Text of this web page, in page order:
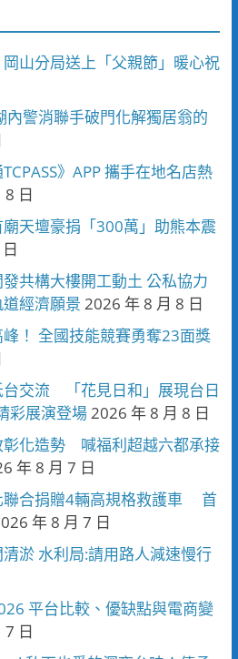
山分局送上「父親節」暖心祝
內警消聯手破門化解獨居翁的
》APP 攜手在地名店熱
8 日
天壇豪捐「300萬」助熊本震
共構大樓開工動土 公私協力
經濟願景 2026 年 8 月 8 日
！ 全國技能競賽勇奪23面獎
台交流 「花見日和」展現台日
彩展演登場2026 年 8 月 8 日
彰化造勢 喊福利超越六都承接
年 8 月 7 日
聯合捐贈4輛高規格救護車 首
年 8 月 7 日
淤 水利局:請用路人減速慢行
平台比較、優缺點與電商變
7 日